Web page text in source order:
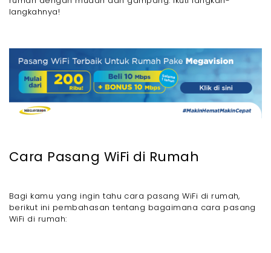
langkahnya!
Cara Pasang WiFi di Rumah
Bagi kamu yang ingin tahu cara pasang WiFi di rumah,
berikut ini pembahasan tentang bagaimana cara pasang
WiFi di rumah: